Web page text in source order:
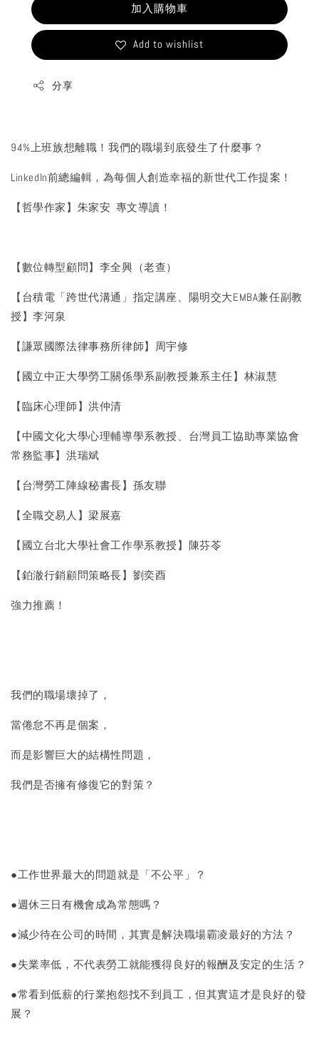
加入購物車
Add to wishlist
分享
94%上班族想離職！我們的職場到底發生了什麼事？
LinkedIn前總編輯，為每個人創造幸福的新世代工作提案！
【哲學作家】朱家安 專文導讀！
【數位轉型顧問】李全興（老查）
【台積電「跨世代溝通」指定講座、陽明交大EMBA兼任副教
授】李河泉
【謙眾國際法律事務所律師】周宇修
【國立中正大學勞工關係學系副教授兼系主任】林淑慧
【臨床心理師】洪仲清
【中國文化大學心理輔導學系教授、台灣員工協助專業協會
常務監事】洪瑞斌
【台灣勞工陣線秘書長】孫友聯
【全職交易人】梁展嘉
【國立台北大學社會工作學系教授】陳芬苓
【鉑澈行銷顧問策略長】劉奕酉
強力推薦！
我們的職場壞掉了，
當倦怠不再是個案，
而是影響巨大的結構性問題，
我們是否擁有修復它的對策？
●工作世界最大的問題就是「不公平」？
●週休三日有機會成為常態嗎？
●減少待在公司的時間，其實是解決職場霸凌最好的方法？
●失業率低，不代表勞工就能獲得良好的報酬及安定的生活？
●常看到低薪的行業抱怨找不到員工，但其實這才是良好的發
展？